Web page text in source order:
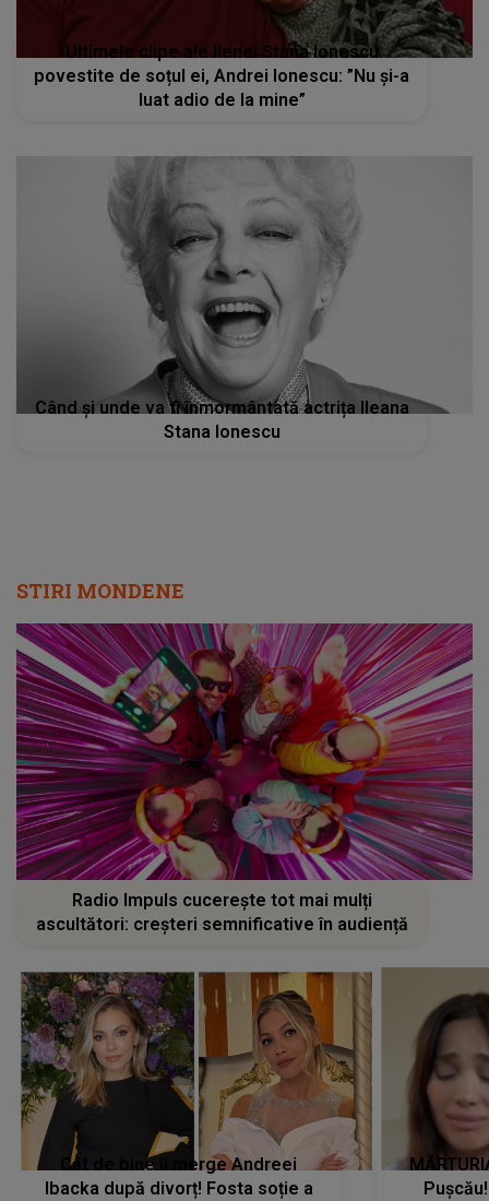
Ultimele clipe ale Ilenei Stana Ionescu
povestite de soțul ei, Andrei Ionescu: ”Nu și-a
luat adio de la mine”
Când și unde va fi înmormântată actrița Ileana
Stana Ionescu
STIRI MONDENE
Radio Impuls cucerește tot mai mulți
ascultători: creșteri semnificative în audiență
Cât de bine îi merge Andreei
Ibacka după divorț! Fosta soție a